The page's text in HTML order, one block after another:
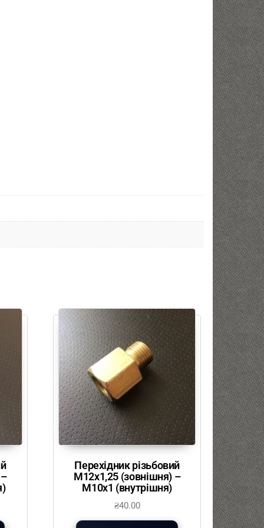
Перехідник різьбовий
М12х1,25 (зовнішня) –
М10х1 (внутрішня)
₴40.00